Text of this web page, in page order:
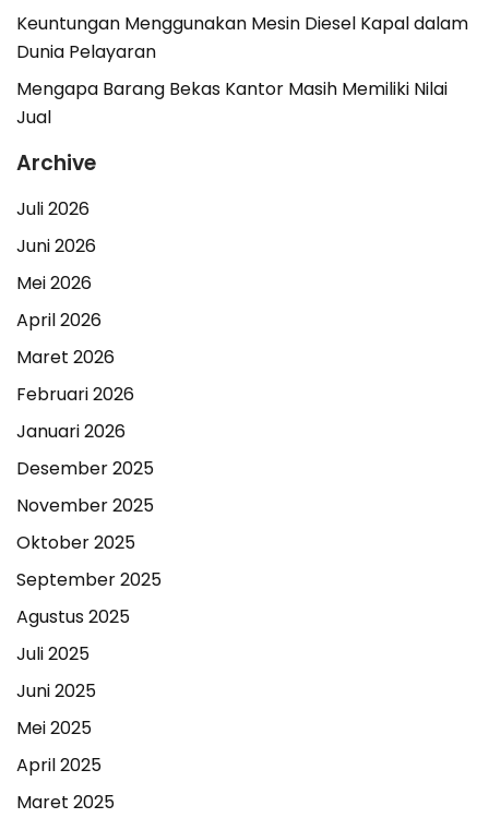
Keuntungan Menggunakan Mesin Diesel Kapal dalam
Dunia Pelayaran
Mengapa Barang Bekas Kantor Masih Memiliki Nilai
Jual
Archive
Juli 2026
Juni 2026
Mei 2026
April 2026
Maret 2026
Februari 2026
Januari 2026
Desember 2025
November 2025
Oktober 2025
September 2025
Agustus 2025
Juli 2025
Juni 2025
Mei 2025
April 2025
Maret 2025